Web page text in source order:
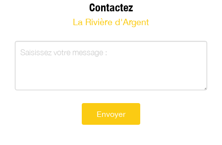
Contactez
La Rivière d'Argent
Envoyer